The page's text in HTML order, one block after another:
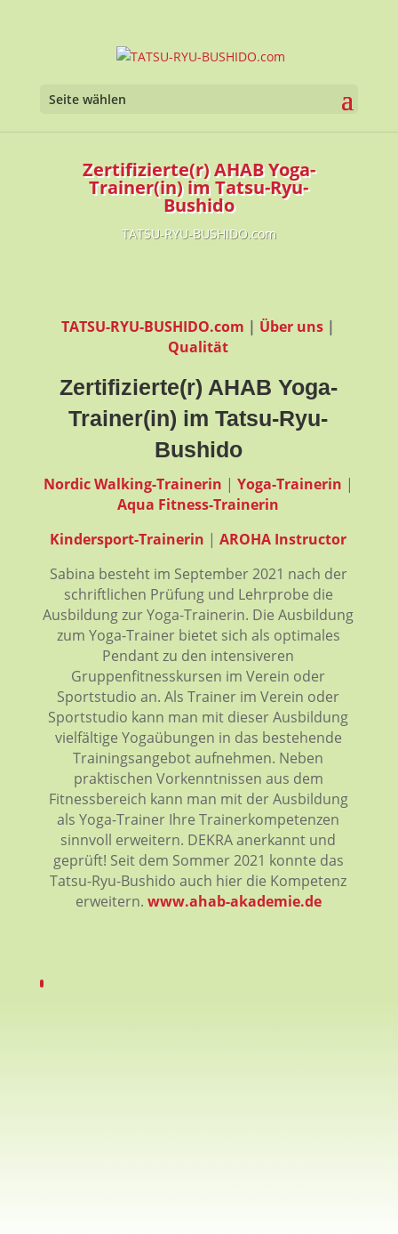
Seite wählen
Zertifizierte(r) AHAB Yoga-
Trainer(in) im Tatsu-Ryu-
Bushido
TATSU-RYU-BUSHIDO.com
TATSU-RYU-BUSHIDO.com | Über uns |
Qualität
Zertifizierte(r) AHAB Yoga-
Trainer(in) im Tatsu-Ryu-
Bushido
NordicWalking-Trainerin | Yoga-Trainerin |
Aqua Fitness-Trainerin
Kindersport-Trainerin |AROHA Instructor
Sabina besteht im September 2021 nach der
schriftlichen Prüfung und Lehrprobe die
Ausbildung zur Yoga-Trainerin. Die Ausbildung
zum Yoga-Trainer bietet sich als optimales
Pendant zu den intensiveren
Gruppenfitnesskursen im Verein oder
Sportstudio an. Als Trainer im Verein oder
Sportstudio kann man mit dieser Ausbildung
vielfältige Yogaübungen in das bestehende
Trainingsangebot aufnehmen. Neben
praktischen Vorkenntnissen aus dem
Fitnessbereich kann man mit der Ausbildung
als Yoga-Trainer Ihre Trainerkompetenzen
sinnvoll erweitern. DEKRA anerkannt und
geprüft! Seit dem Sommer 2021 konnte das
Tatsu-Ryu-Bushido auch hier die Kompetenz
erweitern. www.ahab-akademie.de